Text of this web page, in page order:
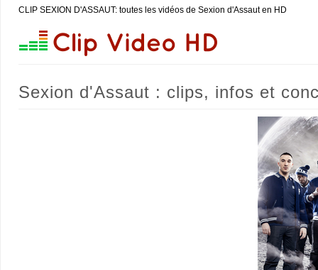
CLIP SEXION D'ASSAUT: toutes les vidéos de Sexion d'Assaut en HD
Sexion d'Assaut : clips, infos et